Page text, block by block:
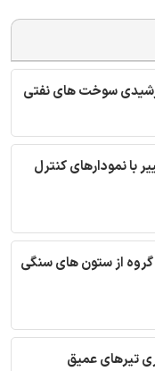
سوخت های نفتی
با نمودارهای کنترل
از ستون های سنگی
تیرهای عمیق